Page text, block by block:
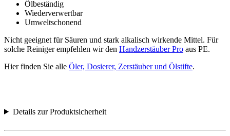
Ölbeständig
Wiederverwertbar
Umweltschonend
Nicht geeignet für Säuren und stark alkalisch wirkende Mittel. Für
solche Reiniger empfehlen wir den Handzerstäuber Pro aus PE.
Hier finden Sie alle Öler, Dosierer, Zerstäuber und Ölstifte.
Details zur Produktsicherheit